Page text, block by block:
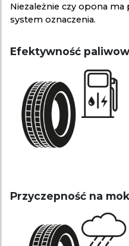
Niezależnie czy opona ma
system oznaczenia.
Efektywność
Przyczepność na